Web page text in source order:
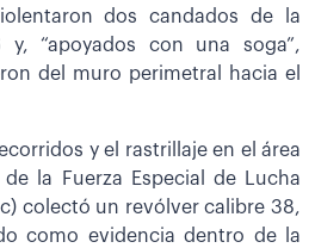
dos candados de la
“apoyados con una soga”,
del muro perimetral hacia el
y el rastrillaje en el área
la Fuerza Especial de Lucha
colectó un revólver calibre 38,
como evidencia dentro de la